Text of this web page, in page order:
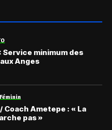
Service minimum des
Anges
/ Coach Ametepe : « La
pas »